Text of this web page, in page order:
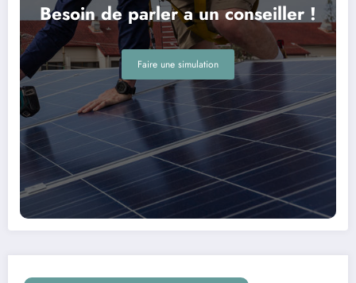
Besoin de parler a un conseiller !
Faire une simulation